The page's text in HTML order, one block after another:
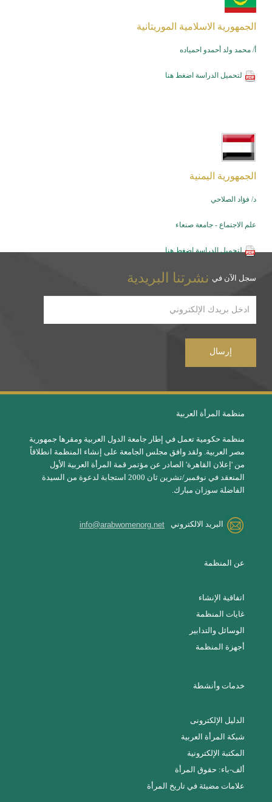
الجمهورية الاسلامية الموريتانية
أ/ محمد ولد أحمدو احمياده
لتحميل الدراسة اضغط هنا
الجمهورية اليمنية
د/ فؤاد الصلاحي
علم الاجتماع - جامعة صنعاء
لتحميل الدراسةاضغط هنا
سجل الآن في نشرتنا البريدية
منظمة المرأة العربية
منظمة حكومية تعمل في إطار جامعة الدول العربية ومقرها جمهورية
مصر العربية. ولقد وافق مجلس الجامعة على إنشاء المنظمة انطلاقاً
من 'إعلان القاهرة' الصادر عن مؤتمر قمة المرأة العربية الأول
المنعقد في نوفمبر/تشرين ثان 2000 استجابة لدعوة من السيدة
الفاضلة سوزان مبارك.
البريد الالكتروني info@arabwomenorg.net
عن المنظمة
اتفاقية الإنشاء
غايات المنظمة
الوسائل والتدابير
أجهزة المنظمة
خدمات وأنشطة
الدليل الإلكترونى
شبكة المرأة العربية
المكتبة الإلكترونية
ألف-باء: حقوق المرأة
علامات مضيئة في تاريخ المرأة